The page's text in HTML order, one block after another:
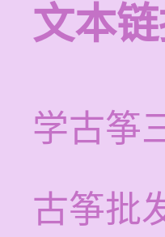
文本链
学古筝
古筝批